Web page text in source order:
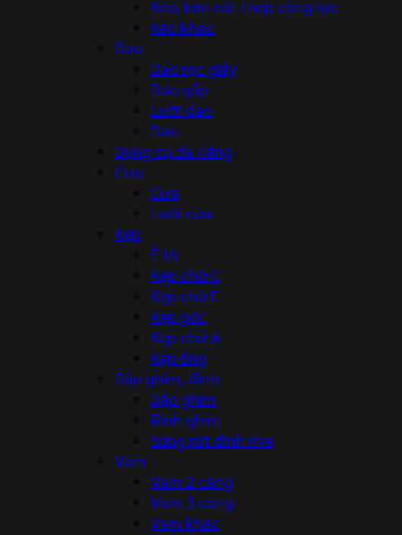
Kéo, kìm cắt thép cộng lực
Kéo khác
Dao
Dao rọc giấy
Dao gấp
Lưỡi dao
Dao
Dụng cụ đa năng
Cưa
Cưa
Lưỡi cưa
Kẹp
Ê tô
Kẹp chữ C
Kẹp chữ F
Kẹp góc
Kẹp chữ A
Kẹp ống
Dập ghim, đinh
Dập ghim
Đinh ghim
Súng rút đinh rive
Vam
Vam 2 càng
Vam 3 càng
Vam khác